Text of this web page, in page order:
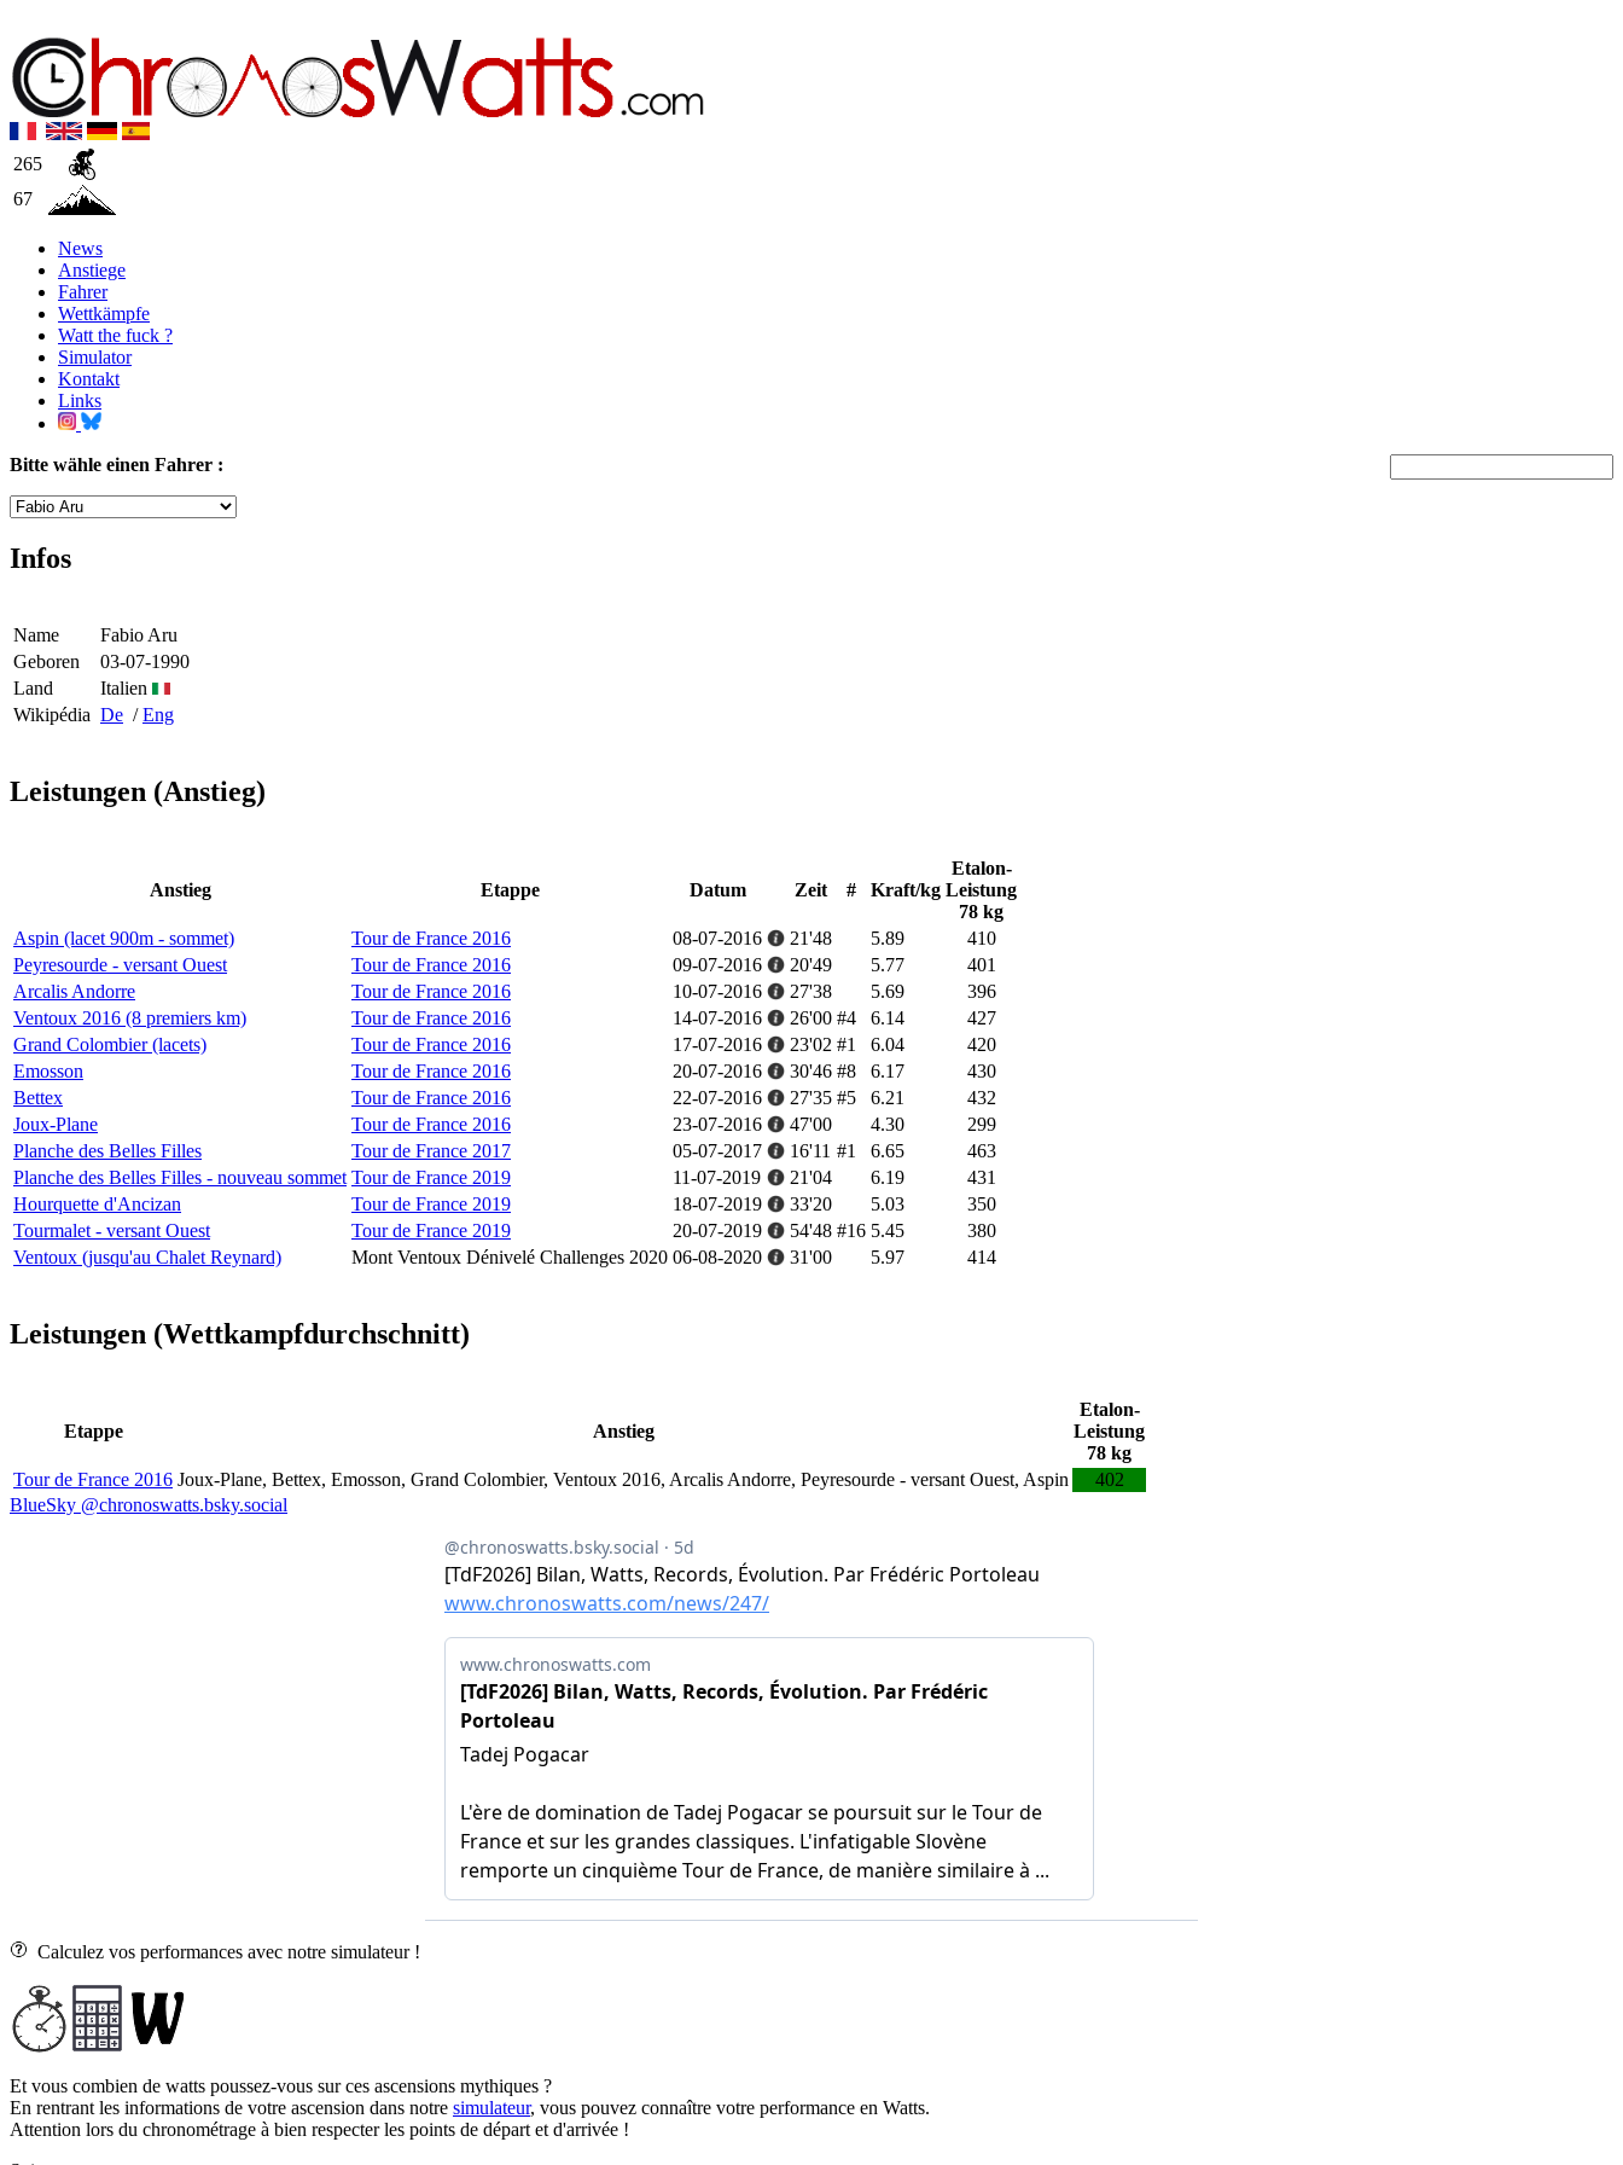
265
67
News
Anstiege
Fahrer
Wettkämpfe
Watt the fuck ?
Simulator
Kontakt
Links
Bitte wähle einen Fahrer :
Infos
Name
Fabio Aru
Geboren
03-07-1990
Land
Italien
Wikipédia De /Eng
Leistungen (Anstieg)
Anstieg Etappe Datum Zeit # Kraft/kg
Etalon-
Leistung
78 kg
Aspin (lacet 900m - sommet)
Tour de France 2016 08-07-2016 21'48 5.89
410
Peyresourde - versant Ouest
Tour de France 2016 09-07-2016 20'49 5.77
401
Arcalis Andorre
Tour de France 2016 10-07-2016 27'38 5.69
396
Ventoux 2016 (8 premiers km)
Tour de France 2016 14-07-2016 26'00 #4 6.14
427
Grand Colombier (lacets)
Tour de France 2016 17-07-2016 23'02 #1 6.04
420
Emosson
Tour de France 2016 20-07-2016 30'46 #8 6.17
430
Bettex
Tour de France 2016 22-07-2016 27'35 #5 6.21
432
Joux-Plane
Tour de France 2016 23-07-2016 47'00 4.30
299
Planche des Belles Filles
Tour de France 2017 05-07-2017 16'11 #1 6.65
463
Planche des Belles Filles - nouveau sommet Tour de France 2019 11-07-2019 21'04 6.19
431
Hourquette d'Ancizan
Tour de France 2019 18-07-2019 33'20 5.03
350
Tourmalet - versant Ouest
Tour de France 2019 20-07-2019 54'48 #16 5.45
380
Ventoux (jusqu'au Chalet Reynard)
Mont Ventoux Dénivelé Challenges 2020 06-08-2020 31'00 5.97 414
Leistungen (Wettkampfdurchschnitt)
Etappe Anstieg
Etalon-
Leistung
78 kg
Tour de France 2016 Joux-Plane, Bettex, Emosson, Grand Colombier, Ventoux 2016, Arcalis Andorre, Peyresourde - versant Ouest, Aspin
402
BlueSky @chronoswatts.bsky.social
Calculez vos performances avec notre simulateur !
Et vous combien de watts poussez-vous sur ces ascensions mythiques ?
En rentrant les informations de votre ascension dans notre simulateur, vous pouvez connaître votre performance en Watts.
Attention lors du chronométrage à bien respecter les points de départ et d'arrivée !